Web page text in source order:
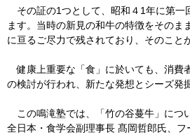
その証の1つとして、昭和４1年に第一
ます。当時の新見の和牛の特徴をその
に亘るご尽力で残されており、そのこと
健康上重要な「食」に於いても、消費
の検討が行われ、新たな発想とシーズ発
この鳴滝塾では、「竹の谷蔓牛」につ
全日本・食学会副理事長 髙岡哲郎氏、